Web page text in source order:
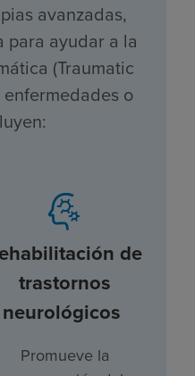
avanzadas,
para ayudar a la
(Traumatic
o
de
trastornos
neurológicos
Promueve la